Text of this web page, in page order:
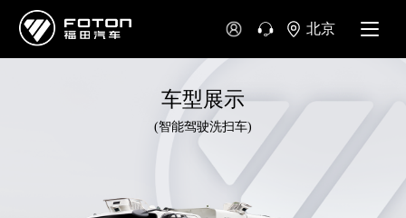
北京
车型展示
(智能驾驶洗扫车)